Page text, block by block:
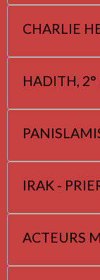
CHARLIE
HADITH, 2°
IRAK -
ACTEURS